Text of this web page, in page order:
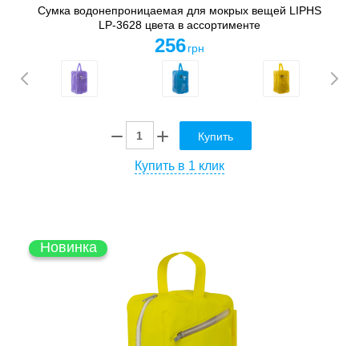
Сумка водонепроницаемая для мокрых вещей LIPHS
LP-3628 цвета в ассортименте
256 грн
Купить
Купить в 1 клик
Новинка